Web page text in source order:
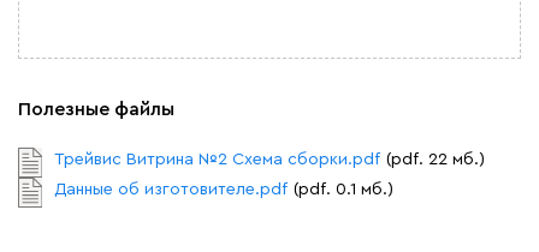
Полезные файлы
Трейвис Витрина №2 Схема сборки.pdf (pdf. 22 мб.)
Данные об изготовителе.pdf (pdf. 0.1 мб.)